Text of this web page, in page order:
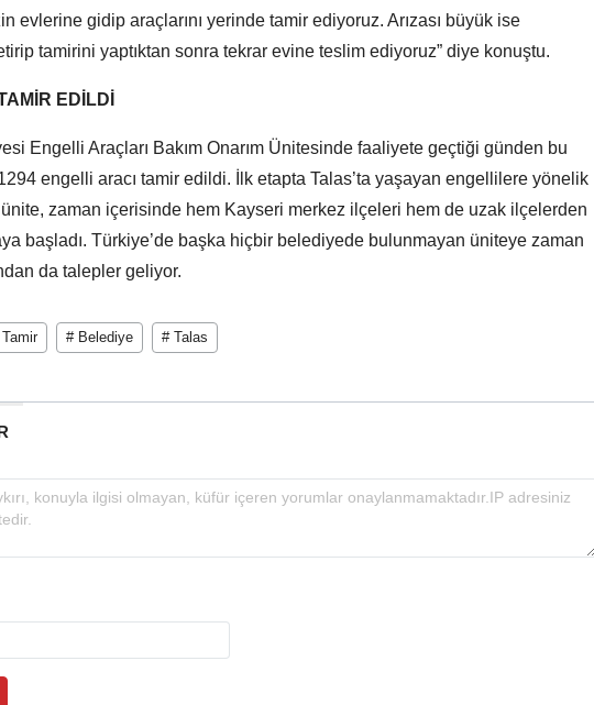
evlerine gidip araçlarını yerinde tamir ediyoruz. Arızası büyük ise
tamirini yaptıktan sonra tekrar evine teslim ediyoruz” diye konuştu.
EDİLDİ
Engelli Araçları Bakım Onarım Ünitesinde faaliyete geçtiği günden bu
engelli aracı tamir edildi. İlk etapta Talas’ta yaşayan engellilere yönelik
zaman içerisinde hem Kayseri merkez ilçeleri hem de uzak ilçelerden
başladı. Türkiye’de başka hiçbir belediyede bulunmayan üniteye zaman
da talepler geliyor.
# Belediye # Talas